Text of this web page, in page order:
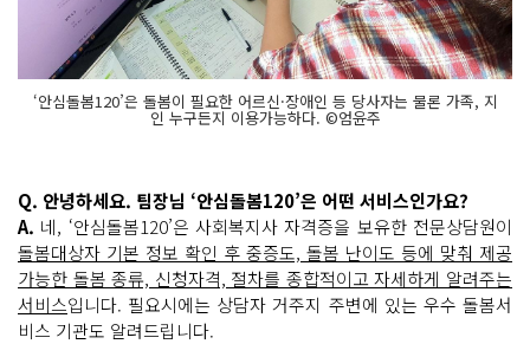
‘안심돌봄120’은 돌봄이 필요한 어르신·장애인 등 당사자는 물론 가족, 지
인 누구든지 이용가능하다. ©엄윤주
Q. 안녕하세요. 팀장님 ‘안심돌봄120’은 어떤 서비스인가요?
A. 네, ‘안심돌봄120’은 사회복지사 자격증을 보유한 전문상담원이
돌봄대상자 기본 정보 확인 후 중증도, 돌봄 난이도 등에 맞춰 제공
가능한 돌봄 종류, 신청자격, 절차를 종합적이고 자세하게 알려주는
서비스입니다. 필요시에는 상담자 거주지 주변에 있는 우수 돌봄서
비스 기관도 알려드립니다.